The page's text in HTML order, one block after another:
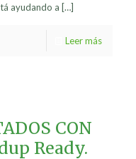
ayudando a […]
Leer más
CON
Ready.